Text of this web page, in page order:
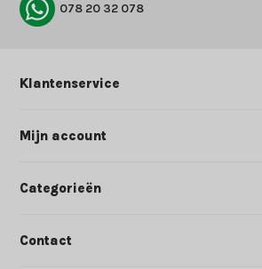
078 20 32 078
Klantenservice
Mijn account
Categorieën
Contact